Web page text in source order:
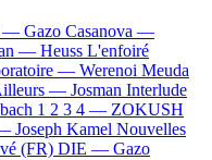
— Gazo Casanova —
— Heuss L'enfoiré
— Werenoi Meuda
— Josman Interlude
1 2 3 4 — ZOKUSH
Joseph Kamel Nouvelles
(FR) DIE — Gazo